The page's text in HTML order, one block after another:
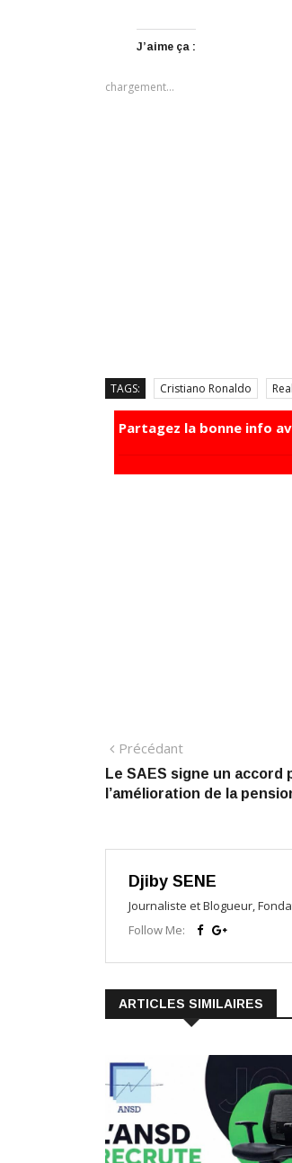
J’aime ça :
chargement…
TAGS: Cristiano Ronaldo
Partagez la bonne info
Navigation
de
PrécédantPrécédant:
Le SAES signe un accord
l’amélioration de la
Djiby SENE
Journaliste et Blogueur,
Follow Me:
ARTICLES SIMILAIRES